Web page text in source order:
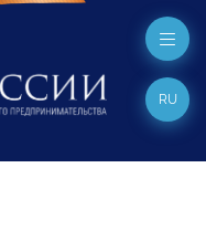
RU